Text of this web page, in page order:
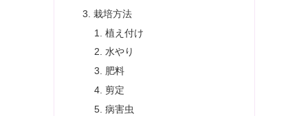
栽培方法
植え付け
水やり
肥料
剪定
病害虫